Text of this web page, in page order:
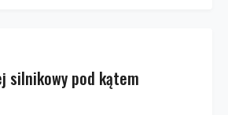
silnikowy pod kątem